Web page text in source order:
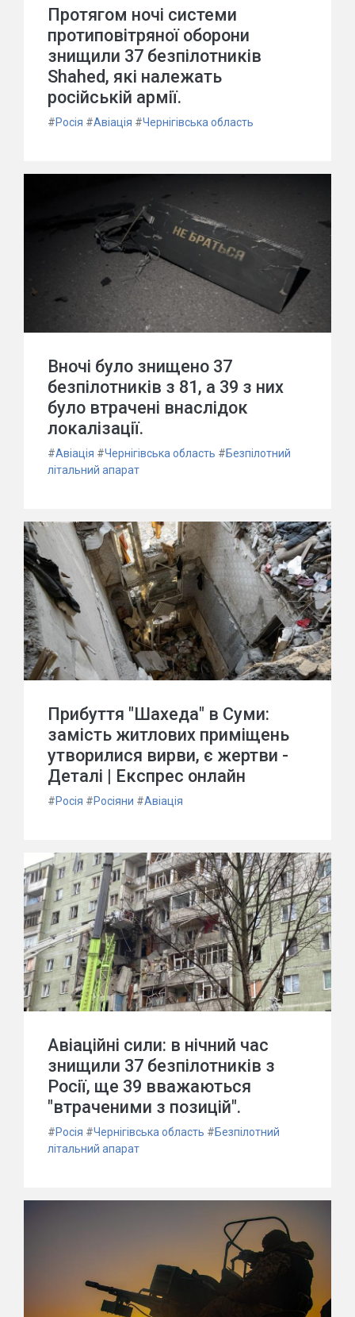
Протягом ночі системи
протиповітряної оборони
знищили 37 безпілотників
Shahed, які належать
російській армії.
#Росія #Авіація #Чернігівська область
Вночі було знищено 37
безпілотників з 81, а 39 з них
було втрачені внаслідок
локалізації.
#Авіація #Чернігівська область #Безпілотний
літальний апарат
Прибуття "Шахеда" в Суми:
замість житлових приміщень
утворилися вирви, є жертви -
Деталі | Експрес онлайн
#Росія #Росіяни #Авіація
Авіаційні сили: в нічний час
знищили 37 безпілотників з
Росії, ще 39 вважаються
"втраченими з позицій".
#Росія #Чернігівська область #Безпілотний
літальний апарат